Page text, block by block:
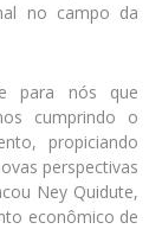
no campo da
para nós que
cumprindo o
propiciando
perspectivas
Ney Quidute,
econômico de